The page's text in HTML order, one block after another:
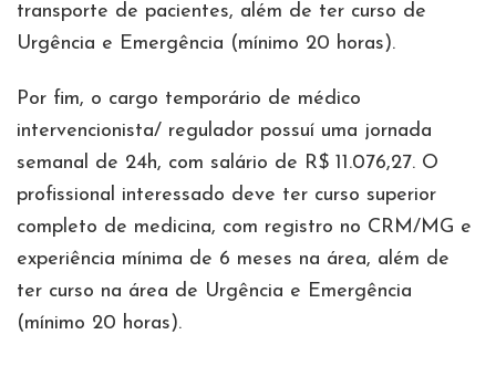
transporte de pacientes, além de ter curso de
Urgência e Emergência (mínimo 20 horas).
Por fim, o cargo temporário de médico
intervencionista/ regulador possuí uma jornada
semanal de 24h, com salário de R$ 11.076,27. O
profissional interessado deve ter curso superior
completo de medicina, com registro no CRM/MG e
experiência mínima de 6 meses na área, além de
ter curso na área de Urgência e Emergência
(mínimo 20 horas).